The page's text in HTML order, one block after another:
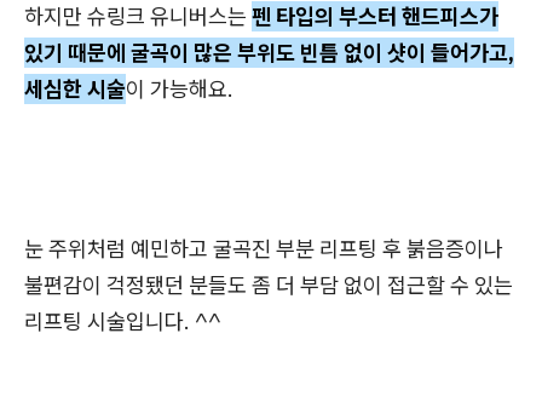
하지만 슈링크 유니버스는 펜 타입의 부스터 핸드피스가
있기 때문에 굴곡이 많은 부위도 빈틈 없이 샷이 들어가고,
세심한 시술이 가능해요.
눈 주위처럼 예민하고 굴곡진 부분 리프팅 후 붉음증이나
불편감이 걱정됐던 분들도 좀 더 부담 없이 접근할 수 있는
리프팅 시술입니다. ^^